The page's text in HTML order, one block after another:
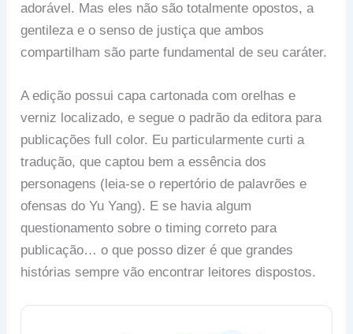
adorável. Mas eles não são totalmente opostos, a
gentileza e o senso de justiça que ambos
compartilham são parte fundamental de seu caráter.
A edição possui capa cartonada com orelhas e
verniz localizado, e segue o padrão da editora para
publicações full color. Eu particularmente curti a
tradução, que captou bem a essência dos
personagens (leia-se o repertório de palavrões e
ofensas do Yu Yang). E se havia algum
questionamento sobre o timing correto para
publicação… o que posso dizer é que grandes
histórias sempre vão encontrar leitores dispostos.